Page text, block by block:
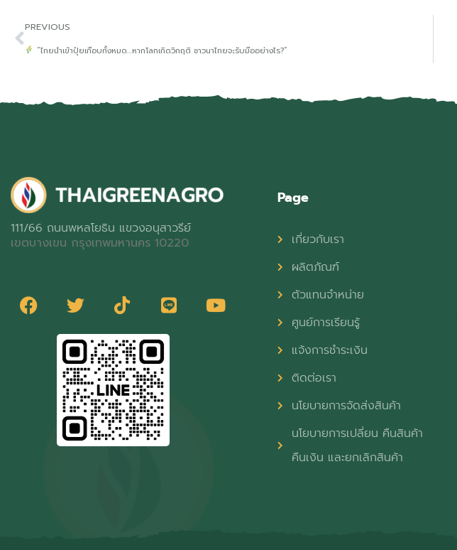
PREVIOUS
“ไทยนำเข้าปุ๋ยเกือบทั้งหมด…หากโลกเกิดวิกฤติ ชาวนาไทยจะรับมืออย่างไร?”
111/66 ถนนพหลโยธิน แขวงอนุสาวรีย์
เขตบางเขน กรุงเทพมหานคร 10220
Page
เกี่ยวกับเรา
ผลิตภัณฑ์
ตัวแทนจำหน่าย
ศูนย์การเรียนรู้
แจ้งการชำระเงิน
ติดต่อเรา
นโยบายการจัดส่งสินค้า
นโยบายการเปลี่ยน คืนสินค้า
คืนเงิน และยกเลิกสินค้า